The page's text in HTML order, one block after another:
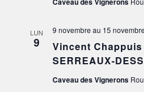
LUN
9
Vincent Chappuis
SERREAUX-
9 novembre au 15 novembre
Caveau des Vignerons